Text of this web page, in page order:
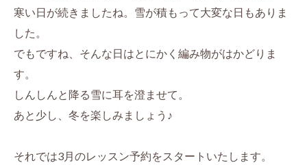
寒い日が続きましたね。雪が積もって大変な日もありま
した。
でもですね、そんな日はとにかく編み物がはかどりま
す。
しんしんと降る雪に耳を澄ませて。
あと少し、冬を楽しみましょう♪
それでは3月のレッスン予約をスタートいたします。